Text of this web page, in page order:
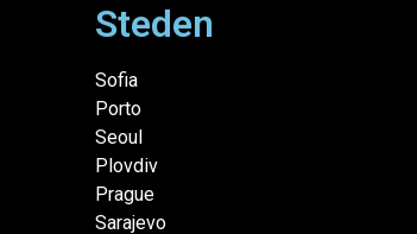
Steden
Sofia
Porto
Seoul
Plovdiv
Prague
Sarajevo